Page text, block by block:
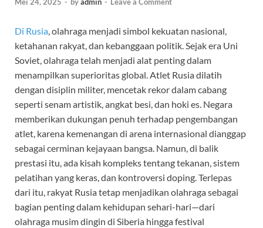
Mei 24, 2025 - byadmin - Leave a Comment
Di Rusia, olahraga menjadi simbol kekuatan nasional,
ketahanan rakyat, dan kebanggaan politik. Sejak era Uni
Soviet, olahraga telah menjadi alat penting dalam
menampilkan superioritas global. Atlet Rusia dilatih
dengan disiplin militer, mencetak rekor dalam cabang
seperti senam artistik, angkat besi, dan hoki es. Negara
memberikan dukungan penuh terhadap pengembangan
atlet, karena kemenangan di arena internasional dianggap
sebagai cerminan kejayaan bangsa. Namun, di balik
prestasi itu, ada kisah kompleks tentang tekanan, sistem
pelatihan yang keras, dan kontroversi doping. Terlepas
dari itu, rakyat Rusia tetap menjadikan olahraga sebagai
bagian penting dalam kehidupan sehari-hari—dari
olahraga musim dingin di Siberia hingga festival